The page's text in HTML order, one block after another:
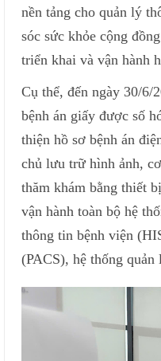
nền tảng cho quản lý
sóc sức khỏe cộng
triển khai và vận hành
Cụ thể, đến ngày 30/6/
bệnh án giấy được số
thiện hồ sơ bệnh án
chủ lưu trữ hình ảnh,
thăm khám bằng thiết
vận hành toàn bộ hệ
thông tin bệnh viện
(PACS), hệ thống